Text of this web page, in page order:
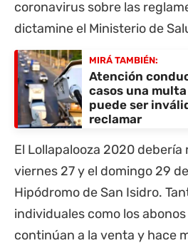
coronavirus sobre las
dictamine el Ministerio de
MIRÁ TAMBIÉN:
Atención
casos una
puede ser
reclamar
El Lollapalooza 2020 debería
viernes 27 y el domingo 29
Hipódromo de San Isidro.
individuales como los
continúan a la venta y hace